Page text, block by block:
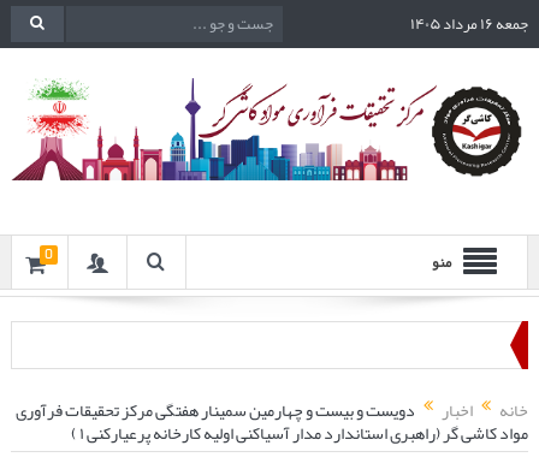
جمعه ۱۶ مرداد ۱۴۰۵
منو 0
خانه اخبار دویست و بیست و چهارمین سمینار هفتگی مرکز تحقیقات فرآوری
مواد کاشی گر (راهبری استاندارد مدار آسیاکنی اولیه کارخانه پرعیارکنی ۱ )